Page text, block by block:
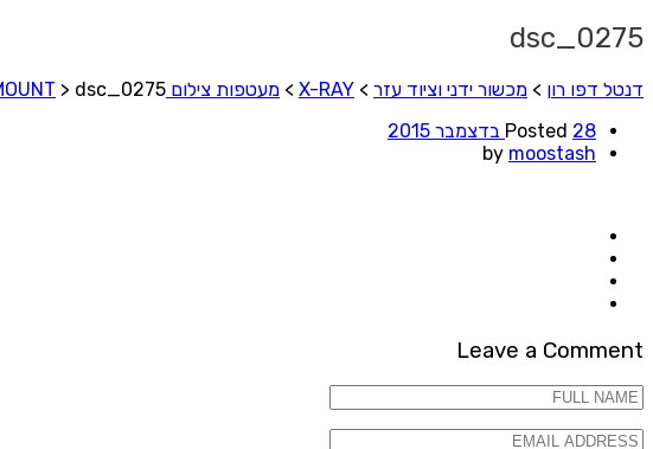
dsc_0275
דנטל דפו רון > מכשור ידני וציוד עזר >
X-RAY
> מעטפות צילום FILM MOUNT > dsc_0275
Posted 28 בדצמבר 2015
by moostash
Leave a Comment